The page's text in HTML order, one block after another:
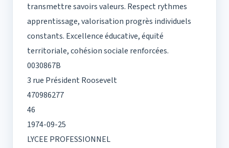
transmettre savoirs valeurs. Respect rythmes
apprentissage, valorisation progrès individuels
constants. Excellence éducative, équité
territoriale, cohésion sociale renforcées.
0030867B
3 rue Président Roosevelt
470986277
46
1974-09-25
LYCEE PROFESSIONNEL